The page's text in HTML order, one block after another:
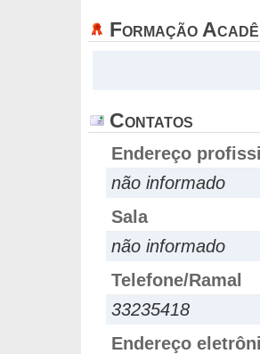
Formação
Contatos
Endereço
não informado
Sala
não informado
Telefone/Ramal
33235418
Endereço